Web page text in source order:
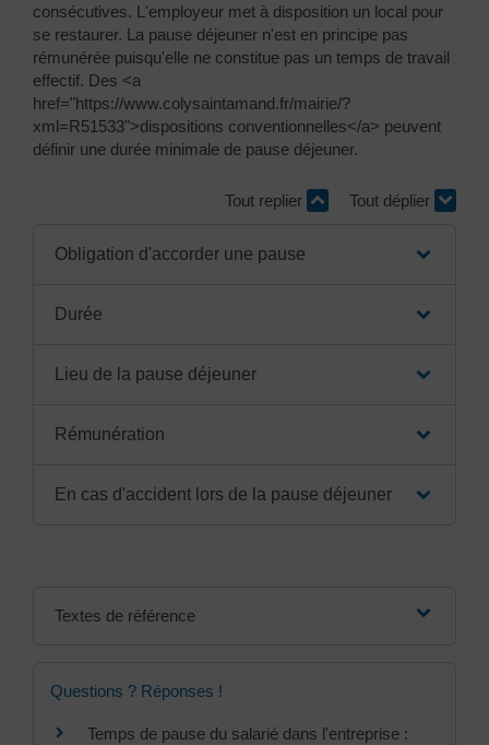
consécutives. L'employeur met à disposition un local pour
se restaurer. La pause déjeuner n'est en principe pas
rémunérée puisqu'elle ne constitue pas un temps de travail
effectif. Des <a
href="https://www.colysaintamand.fr/mairie/?
xml=R51533">dispositions conventionnelles</a> peuvent
définir une durée minimale de pause déjeuner.
Tout replier Tout déplier
Obligation d'accorder une pause
Durée
Lieu de la pause déjeuner
Rémunération
En cas d'accident lors de la pause déjeuner
Textes de référence
Questions ? Réponses !
Temps de pause du salarié dans l'entreprise :